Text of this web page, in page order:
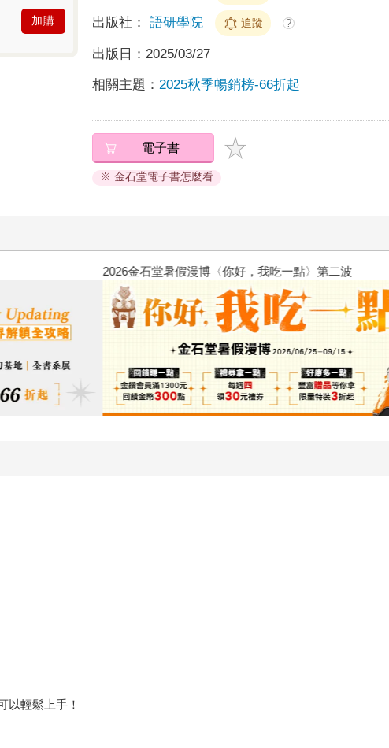
加購 出版社： 語研學院 追蹤 ?
出版日： 2025/03/27
相關主題： 2025秋季暢銷榜-66折起
電子書
※ 金石堂電子書怎麼看
2026金石堂暑假漫博〈你好，我吃一點〉第二波
以輕鬆上手！